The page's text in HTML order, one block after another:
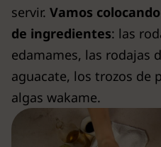
servir. Vamos
de ingredientes: las
edamames, las rodajas
aguacate, los trozos de
algas wakame.